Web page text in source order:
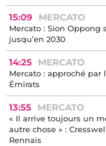
15:09 MERCATO
Mercato : Sion Oppong
jusqu’en 2030
14:25 MERCATO
Mercato : approché par
Émirats
13:55 MERCATO
« Il arrive toujours un
autre chose » :
Rennais